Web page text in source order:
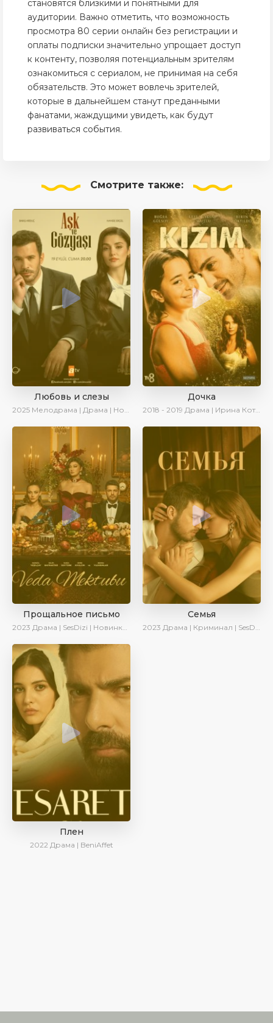
становятся близкими и понятными для
аудитории. Важно отметить, что возможность
просмотра 80 серии онлайн без регистрации и
оплаты подписки значительно упрощает доступ
к контенту, позволяя потенциальным зрителям
ознакомиться с сериалом, не принимая на себя
обязательств. Это может вовлечь зрителей,
которые в дальнейшем станут преданными
фанатами, жаждущими увидеть, как будут
развиваться события.
Смотрите также:
Любовь и слезы
2025 Мелодрама | Драма | Новинки | Сериалы 2025
Дочка
2018 - 2019 Драма | Ирина Котова
Прощальное письмо
2023 Драма | SesDizi | Новинки | Сериалы 2023
Семья
2023 Драма | Криминал | SesDizi | Ирина Котова | AveTurk | Сериалы 2023
Плен
2022 Драма | BeniAffet